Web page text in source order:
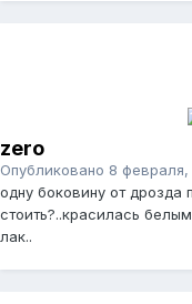
zero
Опубликовано 8 февраля,
одну боковину от дрозда
стоить?..красилась
лак..